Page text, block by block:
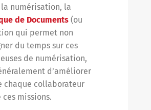
numérisation, la
de Documents (ou
qui permet non
du temps sur ces
de numérisation,
d’améliorer
chaque collaborateur
ces missions.